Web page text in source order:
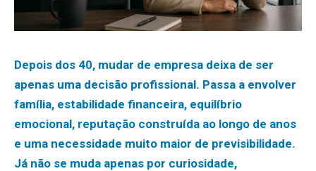
Depois dos 40, mudar de empresa deixa de ser
apenas uma decisão profissional. Passa a envolver
família, estabilidade financeira, equilíbrio
emocional, reputação construída ao longo de anos
e uma necessidade muito maior de previsibilidade.
Já não se muda apenas por curiosidade,